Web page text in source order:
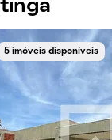
5 imóveis disponíveis